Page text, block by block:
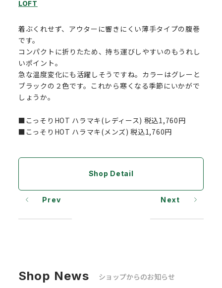
LOFT
着ぶくれせず、アウターに響きにくい薄手タイプの腹巻
です。
コンパクトに折りたため、持ち運びしやすいのもうれし
いポイント。
急な温度変化にも活躍しそうですね。カラーはグレーと
ブラックの２色です。これから寒くなる季節にいかがで
しょうか。
■こっそりHOT ハラマキ(レディース) 税込1,760円
■こっそりHOT ハラマキ(メンズ) 税込1,760円
Shop Detail
Prev Next
Shop News ショップからのお知らせ